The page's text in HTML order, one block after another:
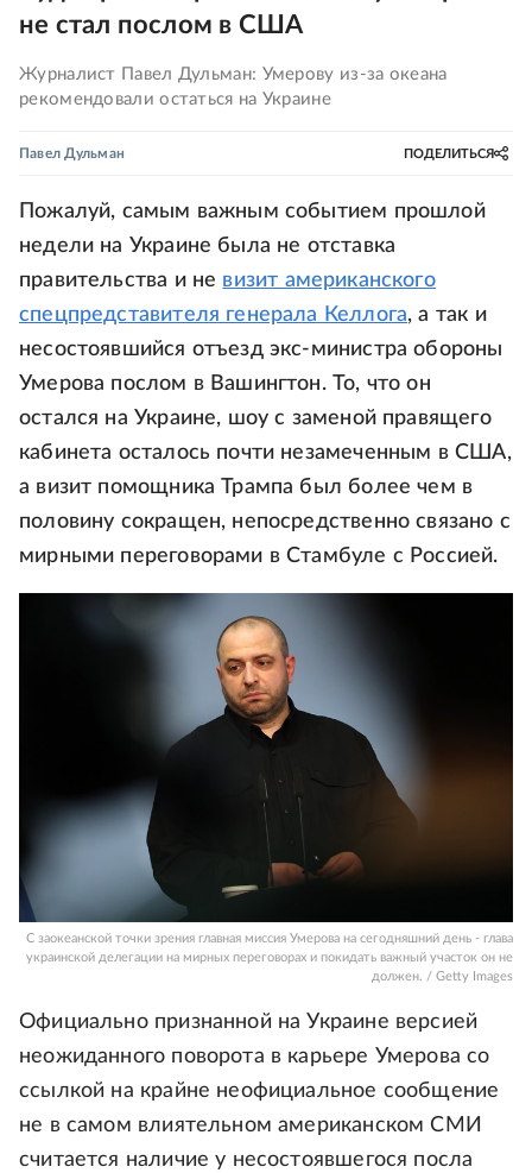
не стал послом в США
Журналист Павел Дульман: Умерову из-за океана
рекомендовали остаться на Украине
Павел Дульман ПОДЕЛИТЬСЯ
Пожалуй, самым важным событием прошлой
недели на Украине была не отставка
правительства и не визит американского
спецпредставителя генерала Келлога, а так и
несостоявшийся отъезд экс-министра обороны
Умерова послом в Вашингтон. То, что он
остался на Украине, шоу с заменой правящего
кабинета осталось почти незамеченным в США,
а визит помощника Трампа был более чем в
половину сокращен, непосредственно связано с
мирными переговорами в Стамбуле с Россией.
С заокеанской точки зрения главная миссия Умерова на сегодняшний день - глава
украинской делегации на мирных переговорах и покидать важный участок он не
должен. / Getty Images
Официально признанной на Украине версией
неожиданного поворота в карьере Умерова со
ссылкой на крайне неофициальное сообщение
не в самом влиятельном американском СМИ
считается наличие у несостоявшегося посла